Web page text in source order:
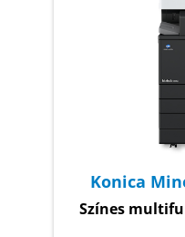
Konica
Színes